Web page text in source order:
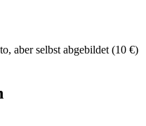
aber selbst abgebildet (10 €)